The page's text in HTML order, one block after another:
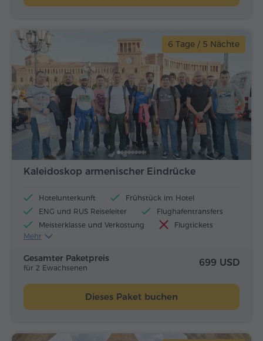
6 Tage / 5 Nächte
Kaleidoskop armenischer Eindrücke
Hotelunterkunft
Frühstück im Hotel
ENG und RUS Reiseleiter
Flughafentransfers
Meisterklasse und Verkostung
Flugtickets
Mittagessen und Abendessen
Mehr
Gesamter Paketpreis
für 2 Ewachsenen 699 USD
Dieses Paket buchen